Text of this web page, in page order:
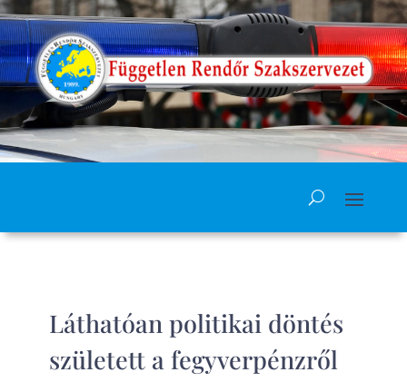
Láthatóan politikai döntés
született a fegyverpénzről